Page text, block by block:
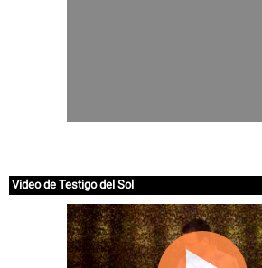
Video de Testigo del Sol